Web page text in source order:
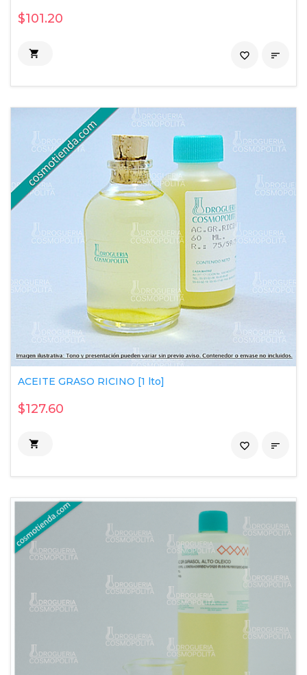
$101.20
 
favorite_border
ACEITE GRASO RICINO [1 lto]
$127.60
 
favorite_border